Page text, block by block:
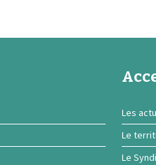
Les
Le
Le